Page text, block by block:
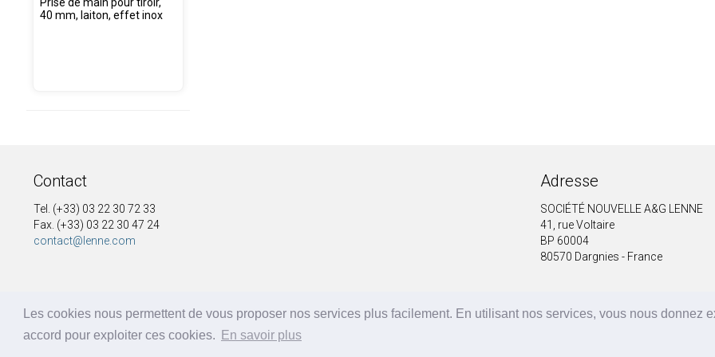
Les cookies nous permettent de vous proposer nos services plus facilement. En utilisant nos services, vous nous donnez
accord pour exploiter ces cookies.
En savoir plus
40 mm, laiton, effet inox
Contact
Tel. (+33) 03 22 30 72 33
Fax. (+33) 03 22 30 47 24
contact@lenne.com
Adresse
SOCIÉTÉ NOUVELLE A&G LENNE
41, rue Voltaire
BP 60004
80570 Dargnies - France